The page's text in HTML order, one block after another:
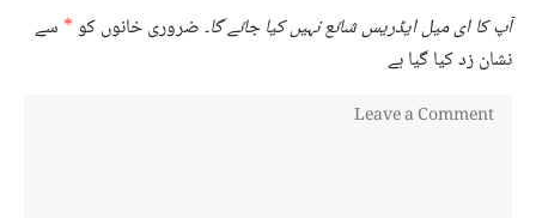
آپ کا ای میل ایڈریس شائع نہیں کیا جائے گا۔ضروری خانوں کو* سے
نشان زد کیا گیا ہے